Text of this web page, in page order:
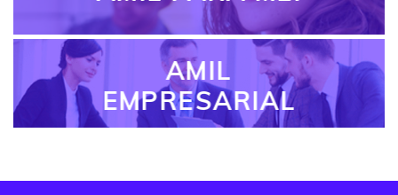
AMIL
EMPRESARIAL